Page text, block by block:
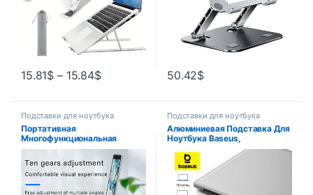
15.81$ – 15.84$ 50.42$
Подставки для ноутбука
Портативная
Многофункциональная
Подставка Для Ноутбука С
Гибкой Регулировкой,
Подставка Для Настольного
Компьютера
Подставки для ноутбука
Алюминиевая Подставка Для
Ноутбука Baseus,
Портативный Мини-
держатель Для Клавиатуры,
Поддержка Macbook Xiaomi,
Серый/серебри…